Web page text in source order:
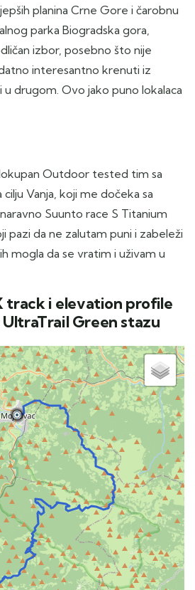
planina Crne Gore i čarobnu
parka Biogradska gora,
izbor, posebno što nije
interesantno krenuti iz
drugom. Ovo jako puno lokalaca
Outdoor tested tim sa
Vanja, koji me dočeka sa
Suunto race S Titanium
pazi da ne zalutam puni i zabeleži
mogla da se vratim i uživam u
track i elevation profile
UltraTrail Green stazu